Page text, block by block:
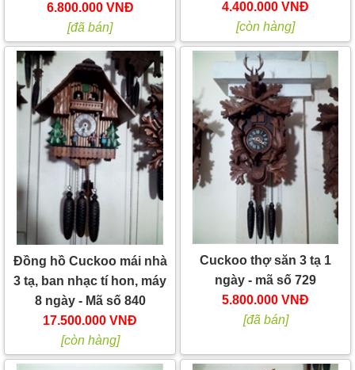
6.800.000 VNĐ
[đã bán]
4.400.000 VNĐ
[còn hàng]
Đồng hồ Cuckoo mái nhà
3 tạ, ban nhạc tí hon, máy
8 ngày - Mã số 840
17.500.000 VNĐ
[còn hàng]
Cuckoo thợ săn 3 tạ 1
ngày - mã số 729
5.800.000 VNĐ
[đã bán]